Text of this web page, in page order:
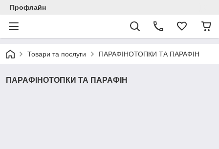
Профлайн
Товари та послуги ПАРАФІНОТОПКИ ТА ПАРАФІН
ПАРАФІНОТОПКИ ТА ПАРАФІН